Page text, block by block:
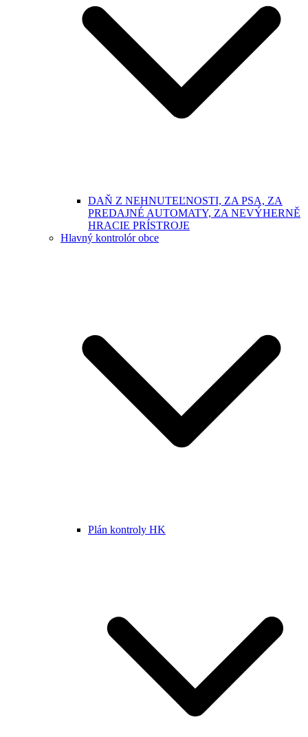
DAŇ Z NEHNUTEĽNOSTI, ZA PSA, ZA
PREDAJNÉ AUTOMATY, ZA NEVÝHERNĚ
HRACIE PRÍSTROJE
Hlavný kontrolór obce
Plán kontroly HK